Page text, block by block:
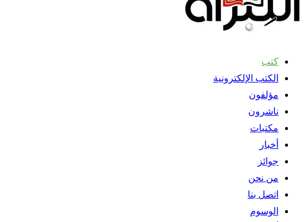
كتب
الكتب الإلكترونية
مؤلفون
ناشرون
مكتبات
أخبار
جوائز
من نحن
اتصل بنا
الوسوم